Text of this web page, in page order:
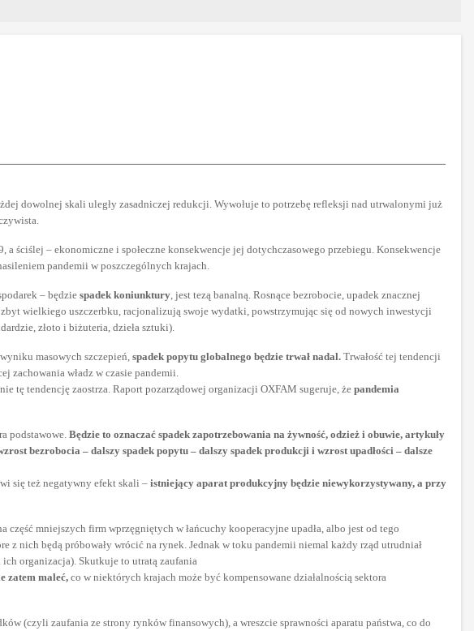
dowolnej skali uległy zasadniczej redukcji. Wywołuje to potrzebę refleksji nad utrwalonymi już
ściślej – ekonomiczne i społeczne konsekwencje jej dotychczasowego przebiegu. Konsekwencje
pandemii w poszczególnych krajach.
– będzie spadek koniunktury , jest tezą banalną. Rosnące bezrobocie, upadek znacznej
wielkiego uszczerbku, racjonalizują swoje wydatki, powstrzymując się od nowych inwestycji
złoto i biżuteria, dzieła sztuki).
masowych szczepień, spadek popytu globalnego będzie trwał nadal. Trwałość tej tendencji
zachowania władz w czasie pandemii.
tę tendencję zaostrza. Raport pozarządowej organizacji OXFAM sugeruje, że pandemia
podstawowe. Będzie to oznaczać spadek zapotrzebowania na żywność, odzież i obuwie, artykuły
bezrobocia – dalszy spadek popytu – dalszy spadek produkcji i wzrost upadłości – dalsze
się też negatywny efekt skali – istniejący aparat produkcyjny będzie niewykorzystywany, a przy
część mniejszych firm wprzęgniętych w łańcuchy kooperacyjne upadła, albo jest od tego
nich będą próbowały wrócić na rynek. Jednak w toku pandemii niemal każdy rząd utrudniał
organizacja). Skutkuje to utratą zaufania
zatem maleć,co w niektórych krajach może być kompensowane działalnością sektora
(czyli zaufania ze strony rynków finansowych), a wreszcie sprawności aparatu państwa, co do